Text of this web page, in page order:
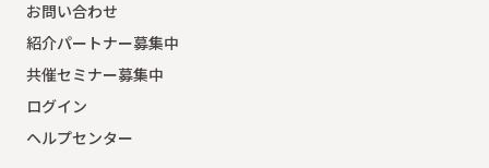
お問い合わせ
紹介パートナー募集中
共催セミナー募集中
ログイン
ヘルプセンター